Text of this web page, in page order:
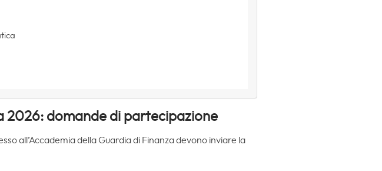
2026: domande di partecipazione
all’Accademia della Guardia di Finanza devono inviare la